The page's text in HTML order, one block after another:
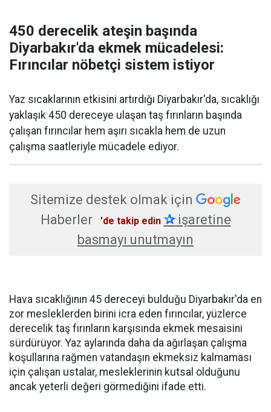
450 derecelik ateşin başında
Diyarbakır'da ekmek mücadelesi:
Fırıncılar nöbetçi sistem istiyor
Yaz sıcaklarının etkisini artırdığı Diyarbakır'da, sıcaklığı
yaklaşık 450 dereceye ulaşan taş fırınların başında
çalışan fırıncılar hem aşırı sıcakla hem de uzun
çalışma saatleriyle mücadele ediyor.
Sitemize destek olmak için
Haberler
'de takip edin ✰işaretine
basmayı unutmayın
Hava sıcaklığının 45 dereceyi bulduğu Diyarbakır'da en
zor mesleklerden birini icra eden fırıncılar, yüzlerce
derecelik taş fırınların karşısında ekmek mesaisini
sürdürüyor. Yaz aylarında daha da ağırlaşan çalışma
koşullarına rağmen vatandaşın ekmeksiz kalmaması
için çalışan ustalar, mesleklerinin kutsal olduğunu
ancak yeterli değeri görmediğini ifade etti.